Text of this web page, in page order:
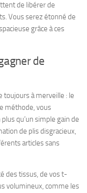
de libérer de
Vous serez étonné de
grâce à ces
de
toujours à merveille : le
méthode, vous
qu’un simple gain de
de plis disgracieux,
articles sans
des tissus, de vos t-
volumineux, comme les